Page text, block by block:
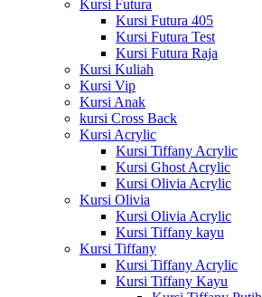
Kursi Futura
Kursi Futura 405
Kursi Futura Test
Kursi Futura Raja
Kursi Kuliah
Kursi Vip
Kursi Anak
kursi Cross Back
Kursi Acrylic
Kursi Tiffany Acrylic
Kursi Ghost Acrylic
Kursi Olivia Acrylic
Kursi Olivia
Kursi Olivia Acrylic
Kursi Tiffany kayu
Kursi Tiffany
Kursi Tiffany Acrylic
Kursi Tiffany Kayu